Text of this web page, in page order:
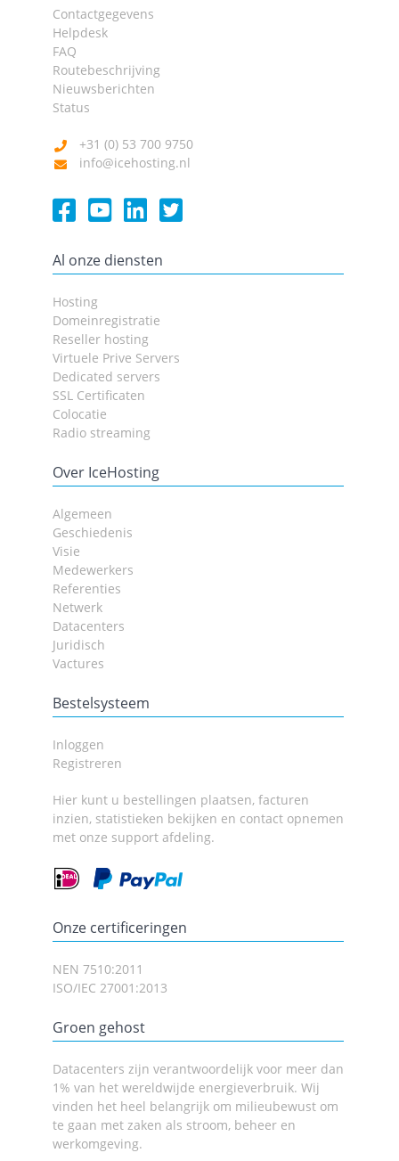
Contactgegevens
Helpdesk
FAQ
Routebeschrijving
Nieuwsberichten
Status
+31 (0) 53 700 9750
info@icehosting.nl
Al onze diensten
Hosting
Domeinregistratie
Reseller hosting
Virtuele Prive Servers
Dedicated servers
SSL Certificaten
Colocatie
Radio streaming
Over IceHosting
Algemeen
Geschiedenis
Visie
Medewerkers
Referenties
Netwerk
Datacenters
Juridisch
Vactures
Bestelsysteem
Inloggen
Registreren
Hier kunt u bestellingen plaatsen, facturen
inzien, statistieken bekijken en contact opnemen
met onze support afdeling.
Onze certificeringen
NEN 7510:2011
ISO/IEC 27001:2013
Groen gehost
Datacenters zijn verantwoordelijk voor meer dan
1% van het wereldwijde energieverbruik. Wij
vinden het heel belangrijk om milieubewust om
te gaan met zaken als stroom, beheer en
werkomgeving.